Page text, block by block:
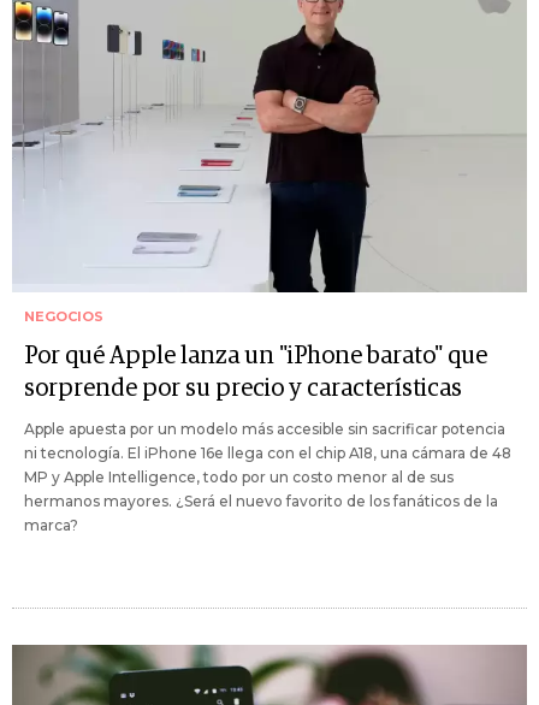
NEGOCIOS
Por qué Apple lanza un "iPhone barato" que
sorprende por su precio y características
Apple apuesta por un modelo más accesible sin sacrificar potencia
ni tecnología. El iPhone 16e llega con el chip A18, una cámara de 48
MP y Apple Intelligence, todo por un costo menor al de sus
hermanos mayores. ¿Será el nuevo favorito de los fanáticos de la
marca?